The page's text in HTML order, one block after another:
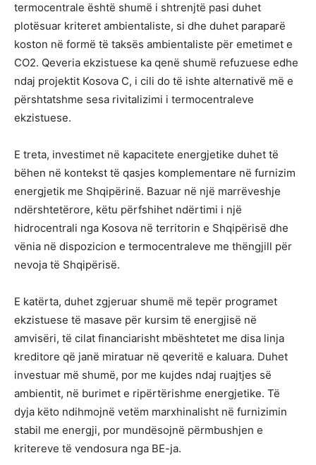
termocentrale është shumë i shtrenjtë pasi duhet
plotësuar kriteret ambientaliste, si dhe duhet paraparë
koston në formë të taksës ambientaliste për emetimet e
CO2. Qeveria ekzistuese ka qenë shumë refuzuese edhe
ndaj projektit Kosova C, i cili do të ishte alternativë më e
përshtatshme sesa rivitalizimi i termocentraleve
ekzistuese.
E treta, investimet në kapacitete energjetike duhet të
bëhen në kontekst të qasjes komplementare në furnizim
energjetik me Shqipërinë. Bazuar në një marrëveshje
ndërshtetërore, këtu përfshihet ndërtimi i një
hidrocentrali nga Kosova në territorin e Shqipërisë dhe
vënia në dispozicion e termocentraleve me thëngjill për
nevoja të Shqipërisë.
E katërta, duhet zgjeruar shumë më tepër programet
ekzistuese të masave për kursim të energjisë në
amvisëri, të cilat financiarisht mbështetet me disa linja
kreditore që janë miratuar në qeveritë e kaluara. Duhet
investuar më shumë, por me kujdes ndaj ruajtjes së
ambientit, në burimet e ripërtërishme energjetike. Të
dyja këto ndihmojnë vetëm marxhinalisht në furnizimin
stabil me energji, por mundësojnë përmbushjen e
kritereve të vendosura nga BE-ja.